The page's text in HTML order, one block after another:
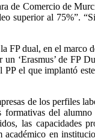
de Comercio de
superior al 75%”.
FP dual, en el marco
‘Erasmus’ de FP
el que implantó
de los perfiles
del
las capacidades
en